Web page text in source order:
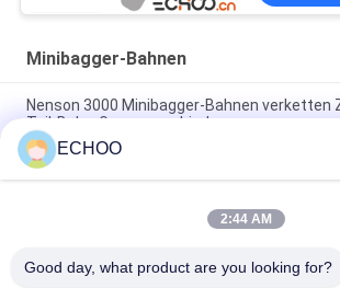
Minibagger-Bahnen
Nenson 3000 Minibagger-Bahnen verketten
Teil-Bahn-Gruppenverbindung
KOMATSU-Vertrags-Bagger zerteilt Bahn-
mit Kunstfasertuch
E80ZTS-Rotluchs spürt kompakte Bagger-
ECHOO
2:44 AM
Good day, what product are you looking for?